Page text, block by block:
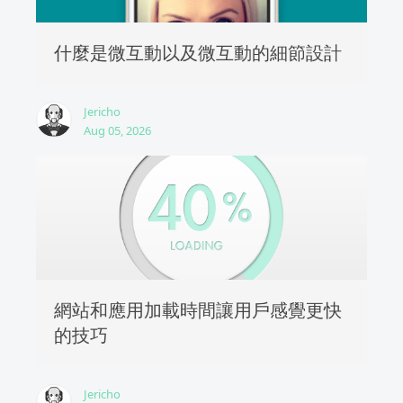
什麼是微互動以及微互動的細節設計
Jericho
Aug 05, 2026
網站和應用加載時間讓用戶感覺更快
的技巧
Jericho